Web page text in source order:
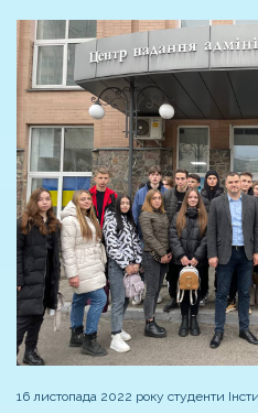
16 листопада 2022 року студенти